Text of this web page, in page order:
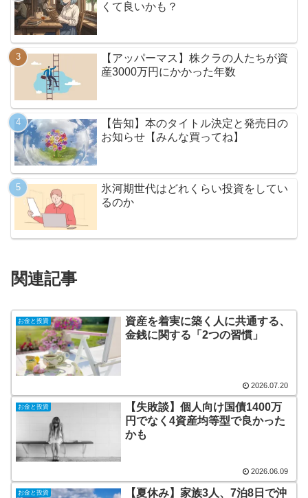
くて良いかも？
【アッパーマス】株クラの人たちが資
産3000万円にかかった年数
【告知】本のタイトル決定と発売日の
お知らせ【みんな買ってね】
氷河期世代はどれくらい投資をしてい
るのか
関連記事
お金と投資
資産を着実に築く人に共通する、
金銭に関する「2つの習慣」
2026.07.20
お金と投資
【失敗談】個人向け国債1400万
円でなく4資産均等型で良かった
かも
2026.06.09
お金と投資
【夏休み】家族3人、7泊8日で沖